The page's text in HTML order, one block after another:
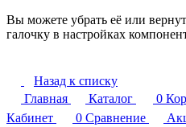
Вы можете убрать её или
галочку в настройках
Назад к списку
Главная
Каталог 0
Кабинет
0 Сравнение